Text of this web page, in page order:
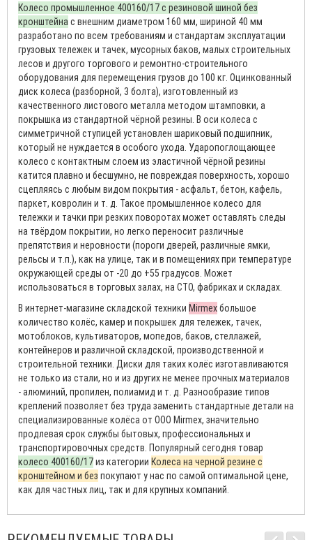
Колесо промышленное 400160/17 с резиновой шиной без
кронштейна с внешним диаметром 160 мм, шириной 40 мм
разработано по всем требованиям и стандартам эксплуатации
грузовых тележек и тачек, мусорных баков, малых строительных
лесов и другого торгового и ремонтно-строительного
оборудования для перемещения грузов до 100 кг. Оцинкованный
диск колеса (разборной, 3 болта), изготовленный из
качественного листового металла методом штамповки, а
покрышка из стандартной чёрной резины. В оси колеса с
симметричной ступицей установлен шариковый подшипник,
который не нуждается в особого ухода. Ударопоглощающее
колесо с контактным слоем из эластичной чёрной резины
катится плавно и бесшумно, не повреждая поверхность, хорошо
сцепляясь с любым видом покрытия - асфальт, бетон, кафель,
паркет, ковролин и т. д. Такое промышленное колесо для
тележки и тачки при резких поворотах может оставлять следы
на твёрдом покрытии, но легко переносит различные
препятствия и неровности (пороги дверей, различные ямки,
рельсы и т.п.), как на улице, так и в помещениях при температуре
окружающей среды от -20 до +55 градусов. Может
использоваться в торговых залах, на СТО, фабриках и складах.
В интернет-магазине складской техники Mirmexбольшое
количество колёс, камер и покрышек для тележек, тачек,
мотоблоков, культиваторов, мопедов, баков, стеллажей,
контейнеров и различной складской, производственной и
строительной техники. Диски для таких колёс изготавливаются
не только из стали, но и из других не менее прочных материалов
- алюминий, пропилен, полиамид и т. д. Разнообразие типов
креплений позволяет без труда заменить стандартные детали на
специализированные колёса от ООО Mirmex, значительно
продлевая срок службы бытовых, профессиональных и
транспортировочных средств. Популярный сегодня товар
колесо 400160/17из категории Колеса на черной резине с
кронштейном и без покупают у нас по самой оптимальной цене,
как для частных лиц, так и для крупных компаний.